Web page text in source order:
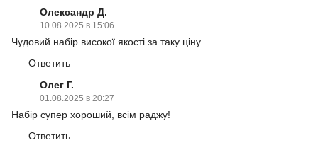
Олександр Д.
10.08.2025 в 15:06
Чудовий набір високої якості за таку ціну.
Ответить
Олег Г.
01.08.2025 в 20:27
Набір супер хороший, всім раджу!
Ответить